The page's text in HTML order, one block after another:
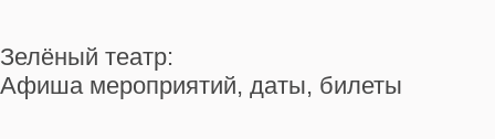
Зелёный театр:
Афиша мероприятий, даты, билеты